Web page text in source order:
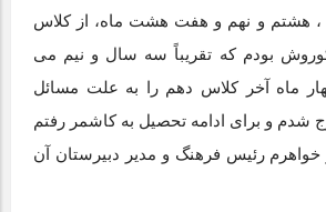
، هشتم و نهم و هفت هشت ماه، از کلاس
بودم که تقریباً سه سال و نیم می
ماه آخر کلاس دهم را به علت مسائل
شدم و برای ادامه تحصیل به کاشمر رفتم
رئیس فرهنگ و مدیر دبیرستان آن